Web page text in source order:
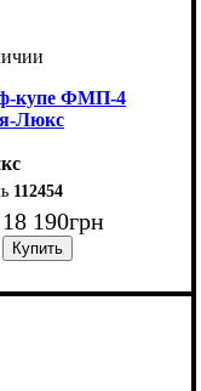
купе ФМП-4
Люкс
112454
18 190грн